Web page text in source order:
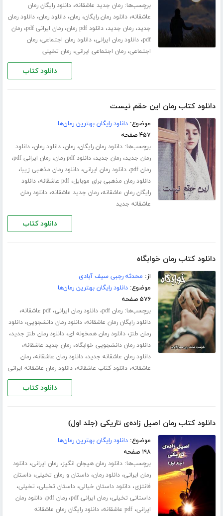
برچسب‌ها:رمان جدید عاشقانه،دانلود رایگان رمان
عاشقانه،دانلود رمان رایگان،رمان،دانلود رمان،دانلود رمان
جدید،رمان جدید،دانلود pdf رمان ،رمان ایرانی pdf ،رمان
pdf،دانلود رمان ایرانی،دانلود رمان اجتماعی،رمان
اجتماعی،رمان اجتماعی ایرانی،رمان تخیلی
دانلود کتاب
دانلود کتاب رمان این حقم نیست
موضوع:دانلود رایگان بهترین رمان‌ها
۴۵۷ صفحه
برچسب‌ها:دانلود رمان رایگان،رمان،دانلود رمان،دانلود
رمان جدید،رمان جدید،دانلود pdf رمان ،رمان ایرانی pdf ،
رمان pdf ،دانلود رمان ایرانی،دانلود رمان مذهبی زیبا،
دانلود رمان مذهبی برای موبایل،pdf عاشقانه ،دانلود
رایگان رمان عاشقانه،رمان جدید عاشقانه،دانلود رمان
عاشقانه جدید
دانلود کتاب
دانلود کتاب رمان خوابگاه
از: محدثه رجبی سیف آبادی
موضوع:دانلود رایگان بهترین رمان‌ها
۵۷۶ صفحه
برچسب‌ها:رمان pdf ،دانلود رمان ایرانی،pdf عاشقانه ،
دانلود رایگان رمان عاشقانه،دانلود رمان دانشجویی،دانلود
رمان طنز،دانلود رمان همخونه ای،دانلود رمان طنز جدید،
دانلود رمان دانشجویی خوابگاه،رمان جدید عاشقانه،
دانلود رمان عاشقانه جدید،دانلود رمان عاشقانه،رمان
عاشقانه،دانلود کتاب عاشقانه،دانلود رمان عاشقانه ایرانی
دانلود کتاب
دانلود کتاب رمان اصیل زاده‌ی تاریکی (جلد اول)
موضوع:دانلود رایگان بهترین رمان‌ها
۱۹۸ صفحه
برچسب‌ها:دانلود رمان هیجان انگیز،رمان ایرانی،دانلود
رمان ایرانی،دانلود رمان،داستان و رمان تخیلی،داستان
فانتزی،دانلود داستان خیالی،داستان تخیلی، تخیلی،
داستانی تخیلی،رمان ایرانی pdf ،رمان pdf ،دانلود رمان
ایرانی،pdf عاشقانه ،دانلود رایگان رمان عاشقانه